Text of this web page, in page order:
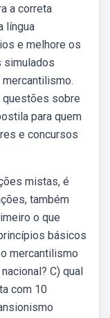
a correta
língua
e melhore os
simulados
questões sobre
para quem
e concursos
mistas, é
também
o que
básicos
mercantilismo
C) qual
com 10